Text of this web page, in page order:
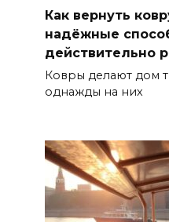
Как вернуть
надёжные
действительно
Ковры делают дом
однажды на них